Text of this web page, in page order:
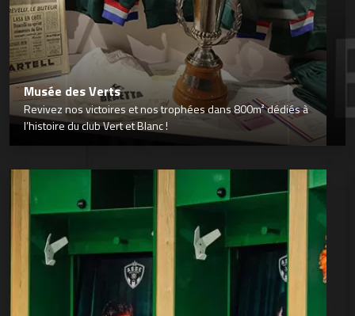
Musée des Verts
Revivez nos victoires et nos trophées dans 800m² dédiés à
l’histoire du club Vert et Blanc !